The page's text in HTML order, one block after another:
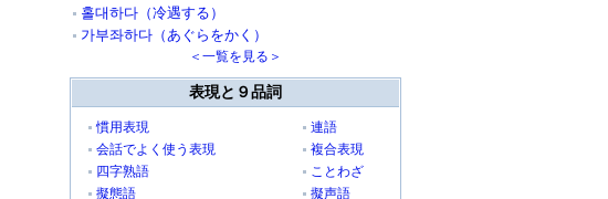
홀대하다（冷遇する）
가부좌하다（あぐらをかく）
＜一覧を見る＞
表現と９品詞
慣用表現
連語
会話でよく使う表現
複合表現
四字熟語
ことわざ
擬態語
擬声語